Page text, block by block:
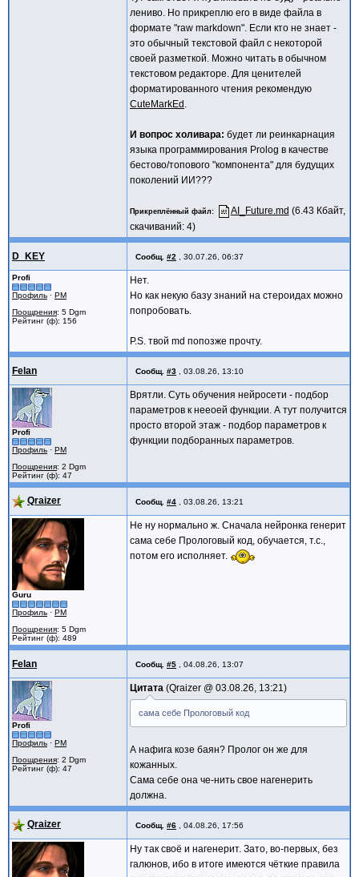
лениво. Но прикреплю его в виде файла в
формате "raw markdown". Если кто не знает -
это обычный текстовой файл с некоторой
своей разметкой. Можно читать в обычном
текстовом редакторе. Для ценителей
форматированного чтения рекомендую
CuteMarkEd
И вопрос холивара: будет ли реинкарнация
языка программирования Prolog в качестве
бестово/топового "компонента" для будущих
поколений ИИ???
Прикреплённый файл AI_Future.md (6.43 Кбайт,
скачиваний: 4)
D_KEY Сообщ. #2 30.07.26, 06:37
Profi
Профиль · PM
Поощрения: 5 Dgm
Рейтинг (ф): 156
Нет.
Но как некую базу знаний на стероидах можно
попробовать.
P.S. твой md попозже прочту.
Felan Сообщ. #3 03.08.26, 13:10
Profi
Профиль · PM
Поощрения: 2 Dgm
Рейтинг (ф): 47
Врятли. Суть обучения нейросети - подбор
параметров к нееоей функции. А тут получится
просто второй этаж - подбор параметров к
функции подборанных параметров.
Qraizer Сообщ. #4 03.08.26, 13:21
Guru
Профиль · PM
Поощрения: 5 Dgm
Рейтинг (ф): 489
Не ну нормально ж. Сначала нейронка генерит
сама себе Прологовый код, обучается, т.с.,
потом его исполняет.
Felan Сообщ. #5 04.08.26, 13:07
Profi
Профиль · PM
Поощрения: 2 Dgm
Рейтинг (ф): 47
Цитата Qraizer @ 03.08.26, 13:21
сама себе Прологовый код
А нафига козе баян? Пролог он же для
кожанных.
Сама себе она че-нить свое нагенерить
должна.
Qraizer Сообщ. #6 04.08.26, 17:56
Ну так своё и нагенерит. Зато, во-первых, без
галюнов, ибо в итоге имеются чёткие правила